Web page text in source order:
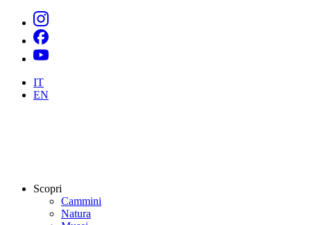
IT
EN
Scopri
Cammini
Natura